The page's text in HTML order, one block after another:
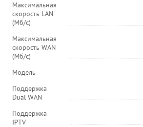
Максимальная
скорость LAN
(Мб/с)
Максимальная
скорость WAN
(Мб/с)
Модель
Поддержка
Dual WAN
Поддержка
IPTV